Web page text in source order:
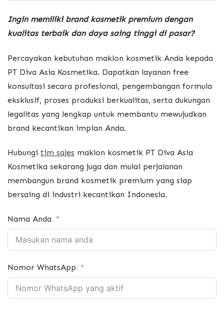
Ingin memiliki brand kosmetik premium dengan
kualitas terbaik dan daya saing tinggi di pasar?
Percayakan kebutuhan maklon kosmetik Anda kepada
PT Diva Asia Kosmetika. Dapatkan layanan free
konsultasi secara profesional, pengembangan formula
eksklusif, proses produksi berkualitas, serta dukungan
legalitas yang lengkap untuk membantu mewujudkan
brand kecantikan impian Anda.
Hubungi tim sales maklon kosmetik PT Diva Asia
Kosmetika sekarang juga dan mulai perjalanan
membangun brand kosmetik premium yang siap
bersaing di industri kecantikan Indonesia.
Nama Anda
Nomor WhatsApp